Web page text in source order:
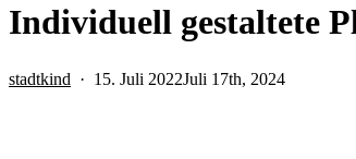
Individuell gestaltete
stadtkind 15. Juli 2022Juli 17th, 2024